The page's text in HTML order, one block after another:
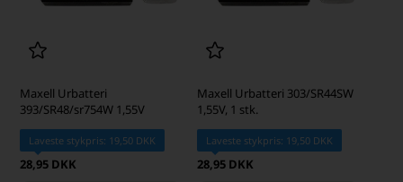
Maxell Urbatteri
393/SR48/sr754W 1,55V
Laveste stykpris: 19,50 DKK
28,95 DKK
Maxell Urbatteri 303/SR44SW
1,55V, 1 stk.
Laveste stykpris: 19,50 DKK
28,95 DKK